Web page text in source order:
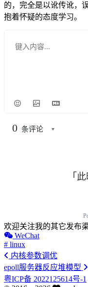
的，完全是以讹传讹，
抱着怀疑的态度学习。
0 条评论
「
欢迎关注我的其它发布
WeChat
# linux
内核参数调优
epoll服务器反应堆模型
粤ICP备 2022125614号-1